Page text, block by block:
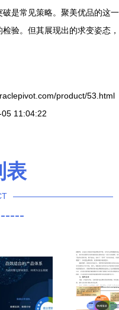
是常见策略。聚美优品的这一
验。但其展现出的求变姿态，
product/53.html
11:04:22
表